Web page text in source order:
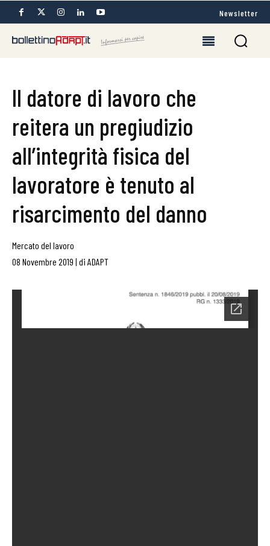
Newsletter
Il datore di lavoro che
reitera un pregiudizio
all’integrità fisica del
lavoratore è tenuto al
risarcimento del danno
Mercato del lavoro
08 Novembre 2019 | di ADAPT